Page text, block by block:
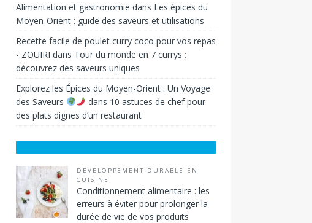
Alimentation et gastronomie dans Les épices du
Moyen-Orient : guide des saveurs et utilisations
Recette facile de poulet curry coco pour vos repas
- ZOUIRI dans Tour du monde en 7 currys :
découvrez des saveurs uniques
Explorez les Épices du Moyen-Orient : Un Voyage
des Saveurs
dans 10 astuces de chef pour
des plats dignes d’un restaurant
DÉVELOPPEMENT DURABLE EN
CUISINE
Conditionnement alimentaire : les
erreurs à éviter pour prolonger la
durée de vie de vos produits